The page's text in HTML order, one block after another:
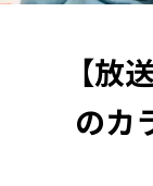
【放
のカ